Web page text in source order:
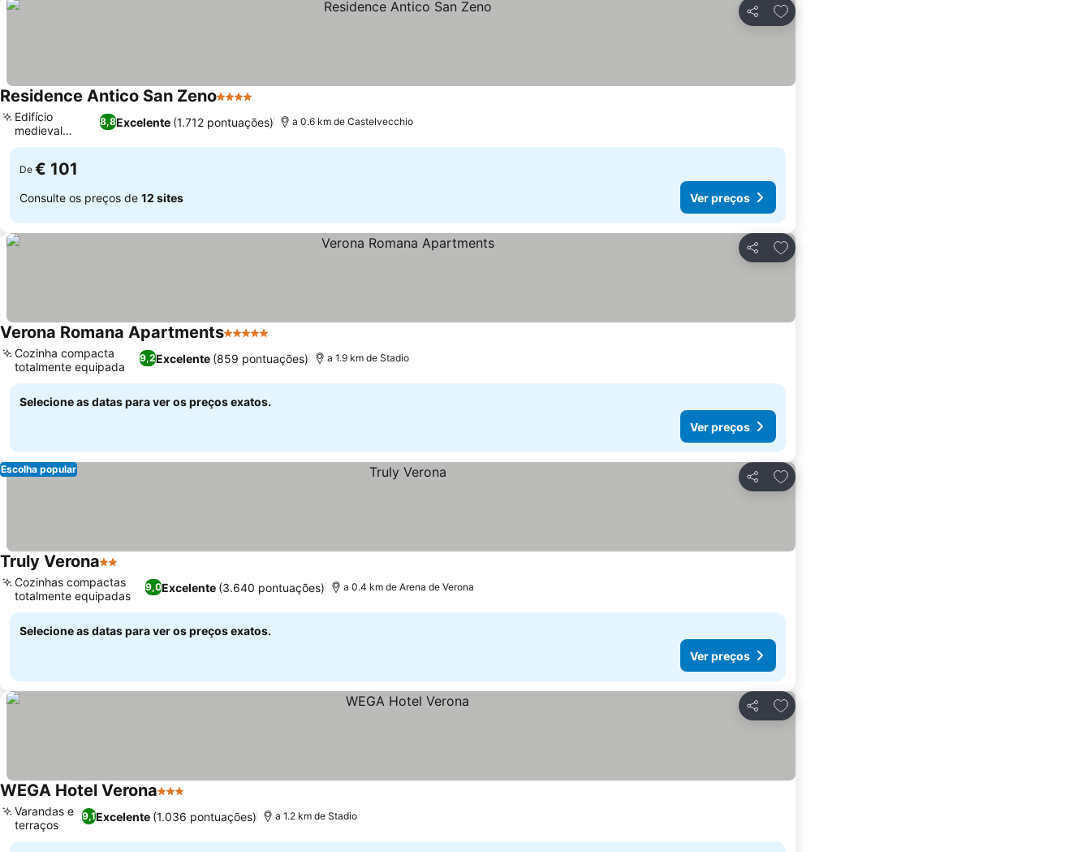
Partilhar
Adicionar aos favoritos
Residence Antico San Zeno4 Estrelas
8,8Excelente (1.712 pontuações)
Edifício
medieval
histórico
a 0.6 km de Castelvecchio
De € 101
Consulte os preços de 12 sites Ver preços
Partilhar
Adicionar aos favoritos
Verona Romana Apartments5 Estrelas
9,2Excelente (859 pontuações)
Cozinha compacta
totalmente equipada
a 1.9 km de Stadio
Selecione as datas para ver os preços exatos.
Ver preços
Partilhar
Adicionar aos favoritos
Escolha popular
Truly Verona2 Estrelas
9,0Excelente (3.640 pontuações)
Cozinhas compactas
totalmente equipadas
a 0.4 km de Arena de Verona
Selecione as datas para ver os preços exatos.
Ver preços
Partilhar
Adicionar aos favoritos
WEGA Hotel Verona3 Estrelas
9,1Excelente (1.036 pontuações)
Varandas e
terraços
a 1.2 km de Stadio